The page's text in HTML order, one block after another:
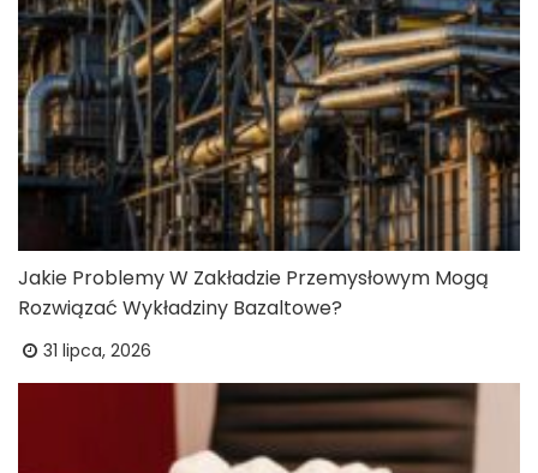
Jakie Problemy W Zakładzie Przemysłowym Mogą
Rozwiązać Wykładziny Bazaltowe?
31 lipca, 2026